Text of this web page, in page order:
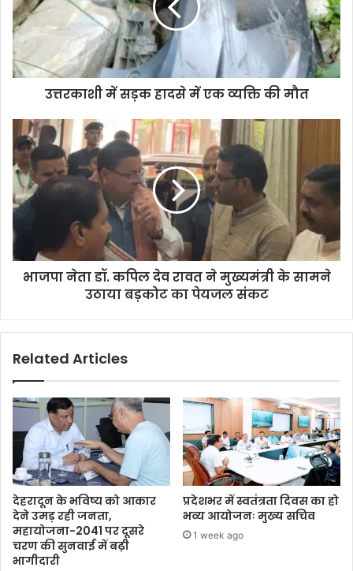
उत्तरकाशी में सड़क हादसे में एक व्यक्ति की मौत
भाजपा नेता डॉ. कपिल देव रावत ने मुख्यमंत्री के सामने
उठाया बड़कोट का पेयजल संकट
Related Articles
देहरादून के भविष्य को आकार
देने उमड़ रही जनता,
महायोजना-2041 पर दूसरे
चरण की सुनवाई में बढ़ी
भागीदारी
प्रदेशभर में स्वतंत्रता दिवस का हो
भव्य आयोजनः मुख्य सचिव
1 week ago